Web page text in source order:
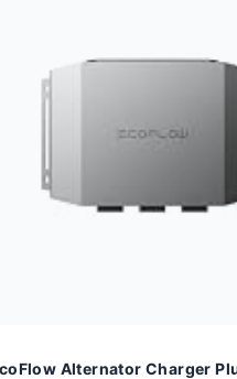
Alternator Charger